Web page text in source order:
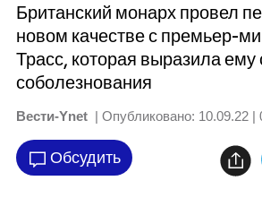
Британский монарх провел
новом качестве с премьер-
Трасс, которая выразила ему
соболезнования
Вести-Ynet | Опубликовано: 10.09.22 |
Обсудить